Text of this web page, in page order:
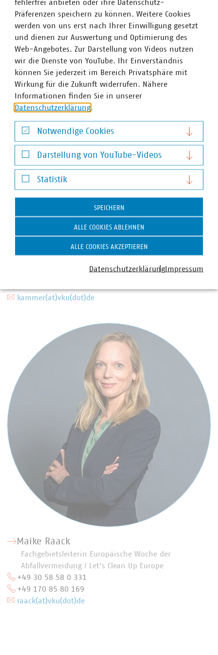
Anna Theresa Kammer
Stellvertretende Abteilungsleiterin und
Pressesprecherin mit Schwerpunkten Energie (Wärme,
Wasserstoff, Finanzierung der Energiewende) sowie
kammer(at)vku(dot)de
Maike Raack
Fachgebietsleiterin Europäische Woche der
Abfallvermeidung / Let’s Clean Up Europe
+49 30 58 58 0 331
+49 170 85 80 169
raack(at)vku(dot)de
fehlerfrei anbieten oder ihre Datenschutz-
Präferenzen speichern zu können. Weitere Cookies
werden von uns erst nach Ihrer Einwilligung gesetzt
und dienen zur Auswertung und Optimierung des
Web-Angebotes. Zur Darstellung von Videos nutzen
wir die Dienste von YouTube. Ihr Einverständnis
können Sie jederzeit im Bereich Privatsphäre mit
Wirkung für die Zukunft widerrufen. Nähere
Informationen finden Sie in unserer
Datenschutzerklärung
Notwendige Cookies
Notwendige Cookies
Darstellung von YouTube-Videos
Darstellung von YouTube-Videos
Statistik
Statistik
SPEICHERN
ALLE COOKIES ABLEHNEN
ALLE COOKIES AKZEPTIEREN
DatenschutzerklärungImpressum